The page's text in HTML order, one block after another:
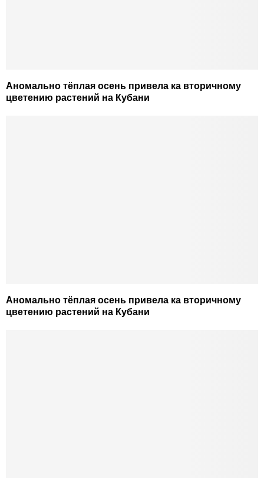
Аномально тёплая осень привела ка вторичному
цветению растений на Кубани
Аномально тёплая осень привела ка вторичному
цветению растений на Кубани